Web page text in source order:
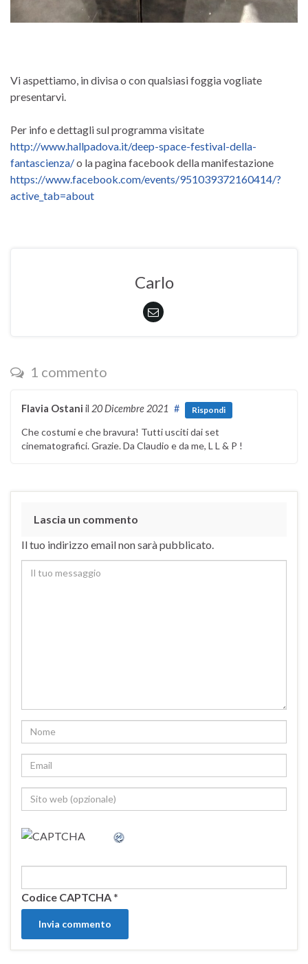
Vi aspettiamo, in divisa o con qualsiasi foggia vogliate
presentarvi.
Per info e dettagli sul programma visitate
http://www.hallpadova.it/deep-space-festival-della-
fantascienza/o la pagina facebook della manifestazione
https://www.facebook.com/events/951039372160414/?
active_tab=about
Carlo
1 commento
Flavia Ostani il 20 Dicembre 2021 # Rispondi
Che costumi e che bravura! Tutti usciti dai set
cinematografici. Grazie. Da Claudio e da me, L L & P !
Lascia un commento
Il tuo indirizzo email non sarà pubblicato.
Codice CAPTCHA*